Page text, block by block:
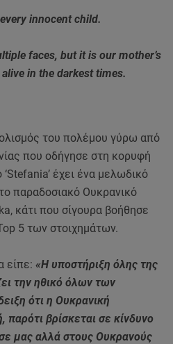
innocent child.
faces, but it is our mother’s
in the darkest times.
του πολέμου γύρω από
που οδήγησε στη κορυφή
έχει ένα μελωδικό
παραδοσιακό Ουκρανικό
κάτι που σίγουρα βοήθησε
5 των στοιχημάτων.
είπε: «Η υποστήριξη όλης της
την ηθικό όλων των
ότι η Ουκρανική
παρότι βρίσκεται σε κίνδυνο
μας αλλά στους Ουκρανούς